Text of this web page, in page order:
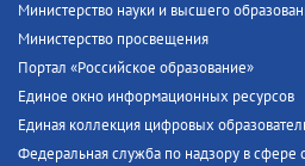
Министерство науки и высшего
Министерство просвещения
Портал «Российское образование»
Единое окно информационных ресурсов
Единая коллекция цифровых
Федеральная служба по надзору в сфере